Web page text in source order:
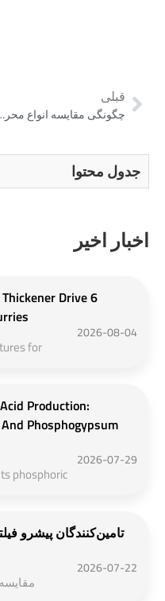
قبلی
چگونگی مقایسه انواع
جدول محتوا
اخبار اخیر
Thickener Drive
2026-08-04
for...
Production:
Phosphogypsum
2026-07-29
phosphoric...
تامین‌کنندگان پیشرو
2026-07-22